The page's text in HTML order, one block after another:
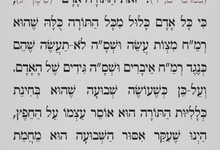
כִּי כָּל אָדָם כָּלוּל מִכָּל הַתּוֹרָה כֻּלָּהּ שֶׁהוּא
רְמַ"ח מִצְוֹת עֲשֵׂה וּשְׁסָ"ה לֹא-תַעֲשֶׂה שֶׁהֵם
כְּנֶגֶד רְמַ"ח אֵיבָרִים וּשְׁסָ"ה גִּידִים שֶׁל הָאָדָם.
וְעַל-כֵּן כְּשֶׁעוֹשֶׂה שְׁבוּעָה שֶׁהוּא בְּחִינַת
כְּלָלִיּוּת הַתּוֹרָה הוּא אוֹסֵר עַצְמוֹ עַל הַחֵפֶץ,
הַיְנוּ שֶׁעִקַּר אִסּוּר הַשְּׁבוּעָה הוּא מֵחֲמַת